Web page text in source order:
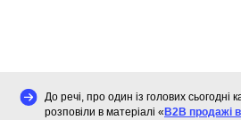
До речі, про один із голових сьогодні
розповіли в матеріалі « B2B продажі